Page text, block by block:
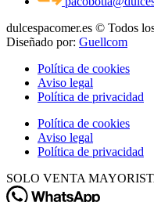
dulcespacomer.es © Todos
Diseñado por: Guellcom
Política de cookies
Aviso legal
Política de privacidad
Política de cookies
Aviso legal
Política de privacidad
SOLO VENTA